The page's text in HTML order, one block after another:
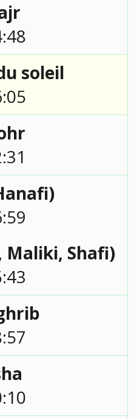
soleil
Maliki, Shafi)